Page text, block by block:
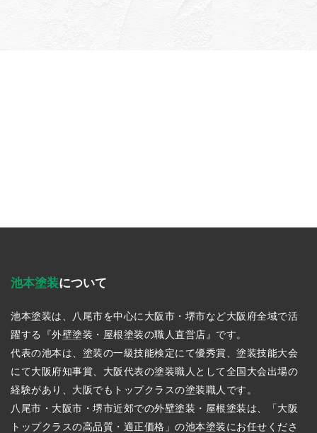
池本塗装について
池本塗装は、八尾市を中心に大阪市・堺市など大阪府全域で活
躍する『外壁塗装・屋根塗装の職人直営店』です。
代表の池本は、塗装の一級技能検定にて優秀賞、塗装技能大会
にて大阪府知事賞、大阪代表の塗装職人として全国大会出場の
経験があり、大阪でもトップクラスの塗装職人です。
八尾市・大阪市・堺市近郊での外壁塗装・屋根塗装は、「大阪
トップクラスの高品質・適正価格」の池本塗装にお任せくださ